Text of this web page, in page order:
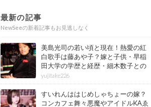
最新の記事
NewSeeの新着記事もお見逃しなく
美島光司の若い頃と現在！熱愛の紅
白歌手は藤あや子？嫁と子供・早稲
田大学の学歴と経歴・細木数子との
確執もまとめ
yujitake226
すいれんははじめしゃちょーの嫁？
コンカフェ舞々悪魔やアイドルKAゑ